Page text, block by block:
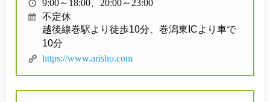
不定休
越後線巻駅より徒歩10分、巻潟東ICより車で
10分
https://www.arisho.com